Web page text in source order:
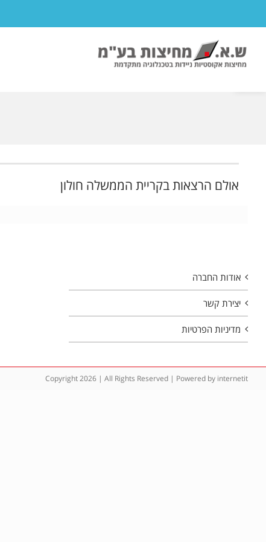
אולם הרצאות בקריית הממשלה חולון
אודות החברה
יצירת קשר
מדיניות הפרטיות
Copyright 2026 | All Rights Reserved | Powered by internetit
פתח סרגל נגישות